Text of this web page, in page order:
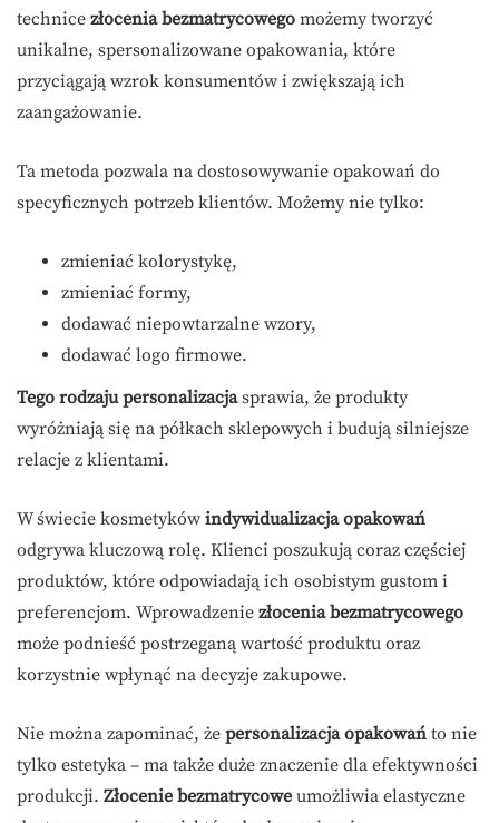
technice złocenia bezmatrycowego możemy tworzyć
unikalne, spersonalizowane opakowania, które
przyciągają wzrok konsumentów i zwiększają ich
zaangażowanie.
Ta metoda pozwala na dostosowywanie opakowań do
specyficznych potrzeb klientów. Możemy nie tylko:
zmieniać kolorystykę,
zmieniać formy,
dodawać niepowtarzalne wzory,
dodawać logo firmowe.
Tego rodzaju personalizacjasprawia, że produkty
wyróżniają się na półkach sklepowych i budują silniejsze
relacje z klientami.
W świecie kosmetyków indywidualizacja opakowań
odgrywa kluczową rolę. Klienci poszukują coraz częściej
produktów, które odpowiadają ich osobistym gustom i
preferencjom. Wprowadzenie złocenia bezmatrycowego
może podnieść postrzeganą wartość produktu oraz
korzystnie wpłynąć na decyzje zakupowe.
Nie można zapominać, że personalizacja opakowań to nie
tylko estetyka – ma także duże znaczenie dla efektywności
produkcji. Złocenie bezmatrycowe umożliwia elastyczne